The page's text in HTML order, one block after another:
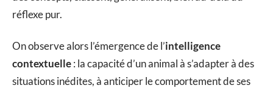
réflexe pur.
On observe alors l’émergence de l’intelligence
contextuelle: la capacité d’un animal à s’adapter à des
situations inédites, à anticiper le comportement de ses